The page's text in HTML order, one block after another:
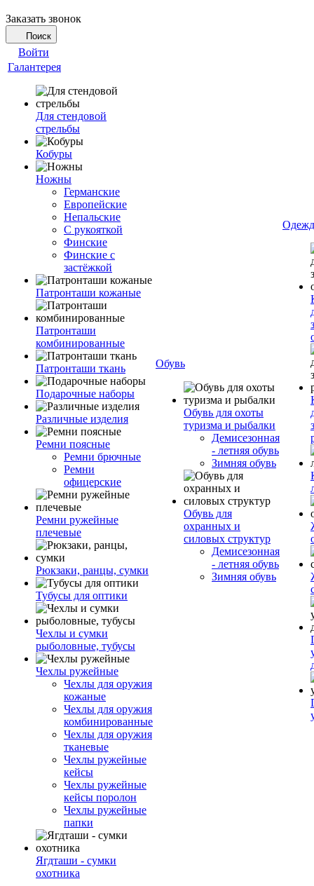
Заказать звонок
Поиск
Войти
Галантерея
Для стендовой
стрельбы
Кобуры
Ножны
Германские
Европейские
Непальские
С рукояткой
Финские
Финские с
застёжкой
Патронташи кожаные
Патронташи
комбинированные
Патронташи ткань
Подарочные наборы
Различные изделия
Ремни поясные
Ремни брючные
Ремни
офицерские
Ремни ружейные
плечевые
Рюкзаки, ранцы, сумки
Тубусы для оптики
Чехлы и сумки
рыболовные, тубусы
Чехлы ружейные
Чехлы для оружия
кожаные
Чехлы для оружия
комбинированные
Чехлы для оружия
тканевые
Чехлы ружейные
кейсы
Чехлы ружейные
кейсы поролон
Чехлы ружейные
папки
Ягдташи - сумки
охотника
Обувь
Обувь для охоты
туризма и рыбалки
Демисезонная
- летняя обувь
Зимняя обувь
Обувь для
охранных и
силовых структур
Демисезонная
- летняя обувь
Зимняя обувь